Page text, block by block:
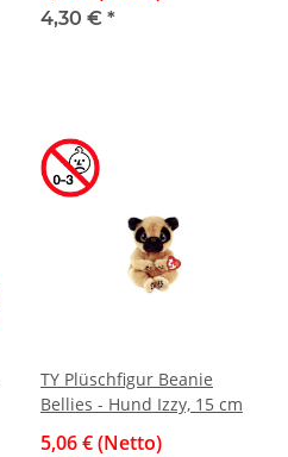
4,30 € *
TY Plüschfigur Beanie
Bellies - Hund Izzy, 15 cm
5,06 € (Netto)